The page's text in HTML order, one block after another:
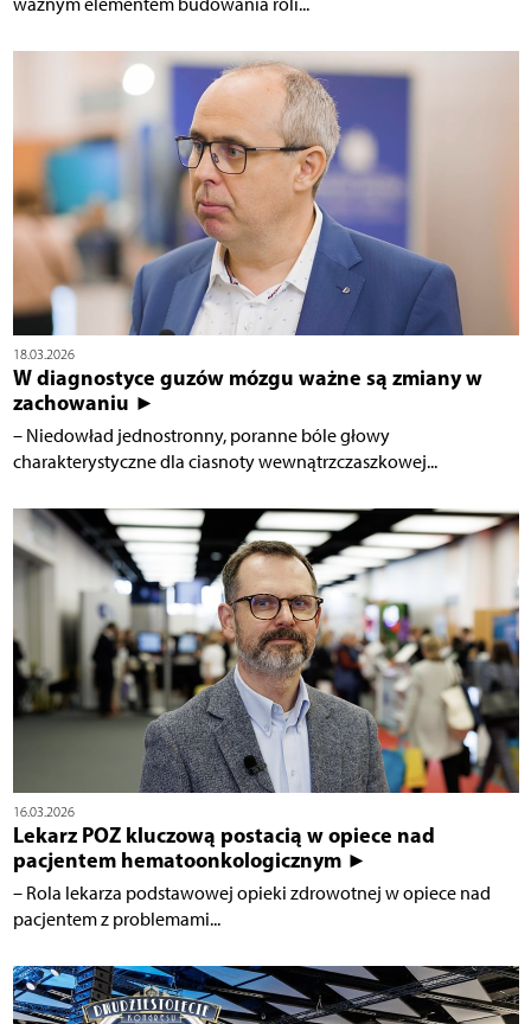
18.03.2026
W diagnostyce guzów mózgu ważne są zmiany w
zachowaniu ►
– Niedowład jednostronny, poranne bóle głowy
charakterystyczne dla ciasnoty wewnątrzczaszkowej...
16.03.2026
Lekarz POZ kluczową postacią w opiece nad
pacjentem hematoonkologicznym ►
– Rola lekarza podstawowej opieki zdrowotnej w opiece nad
pacjentem z problemami...